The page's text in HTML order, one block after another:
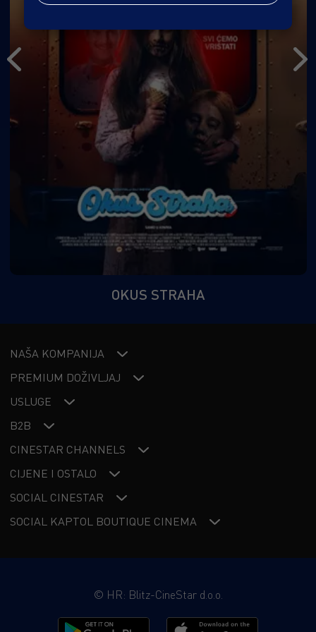
OKUS STRAHA
NAŠA KOMPANIJA
PREMIUM DOŽIVLJAJ
USLUGE
B2B
CINESTAR CHANNELS
CIJENE I OSTALO
SOCIAL CINESTAR
SOCIAL KAPTOL BOUTIQUE CINEMA
© HR: Blitz-CineStar d.o.o.